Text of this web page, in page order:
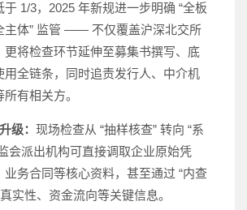
1/3，2025 年新规进一步明确 “全板
主体” 监管 —— 不仅覆盖沪深北交所
更将检查环节延伸至募集书撰写、底
用全链条，同时追责发行人、中介机
有相关方。
级： 现场检查从 “抽样核查” 转向 “系
会派出机构可直接调取企业原始凭
务合同等核心资料，甚至通过 “内查
实性、资金流向等关键信息。